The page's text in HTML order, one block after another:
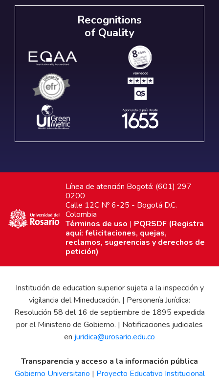
Recognitions
of Quality
Línea de atención Bogotá: (601) 297
0200
Calle 12C Nº 6-25 - Bogotá D.C.
Colombia
Términos de uso | PQRSDF (Registra
aquí: felicitaciones, quejas,
reclamos, sugerencias y derechos de
petición)
Institución de education superior sujeta a la inspección y
vigilancia del Mineducación. | Personería Jurídica:
Resolución 58 del 16 de septiembre de 1895 expedida
por el Ministerio de Gobierno. | Notificaciones judiciales
en juridica@urosario.edu.co
Transparencia y acceso a la información pública
Gobierno Universitario | Proyecto Educativo Institucional